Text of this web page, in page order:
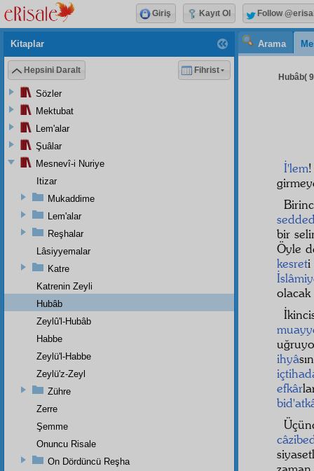
Arama
Hubâb(
İ'lem
bir
Öyle
kesreti
ihyâ
efkâr
Kitaplar
Hepsini Daralt Fihrist
Sözler
Mektubat
Lem'alar
Şuâlar
Mesnevî-i Nuriye
Itizar
Mukaddime
Lem'alar
Reşhalar
Lâsiyyemalar
Katre
Katrenin Zeyli
Hubâb
Zeylû'l-Hubâb
Habbe
Zeylü'l-Habbe
Zeylü'z-Zeyl
Zühre
Zerre
Şemme
Onuncu Risale
On Dördüncü Reşha
Giriş Kayıt Ol Follow